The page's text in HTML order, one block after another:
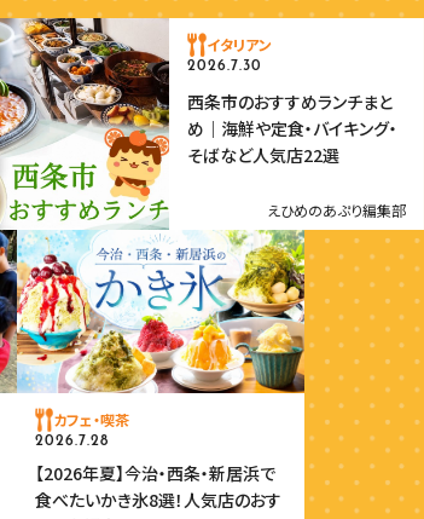
イタリアン
2026.7.30
西条市のおすすめランチまと
め｜海鮮や定食・バイキング・
そばなど人気店22選
えひめのあぷり編集部
カフェ・喫茶
2026.7.28
【2026年夏】今治・西条・新居浜で
食べたいかき氷8選！人気店のおす